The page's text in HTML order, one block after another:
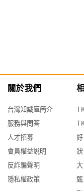
關於我們
台灣知識庫簡介
服務與問答
人才招募
會員權益說明
反詐騙聲明
隱私權政策